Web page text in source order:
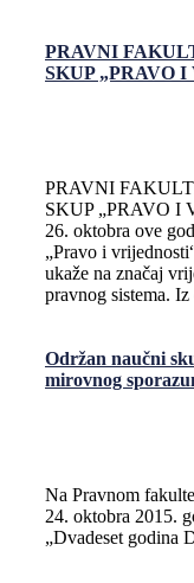
PRAVNI
SKUP „PRAVO
PRAVNI
SKUP „PRAVO I
26. oktobra ove
„Pravo i
ukaže na značaj
pravnog sistema.
Održan naučni
mirovnog
Na Pravnom
24. oktobra 2015.
„Dvadeset godina